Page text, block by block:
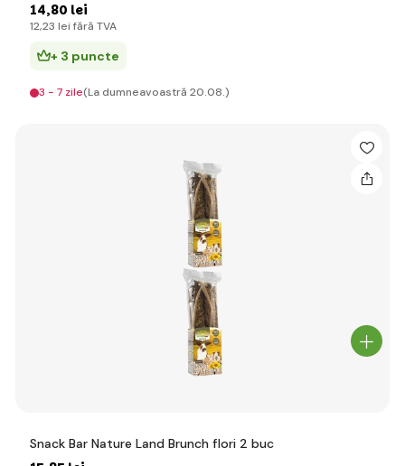
14,80 lei
12,23 lei fără TVA
+ 3 puncte
3 - 7 zile(La dumneavoastră 20.08.)
Snack Bar Nature Land Brunch flori 2 buc